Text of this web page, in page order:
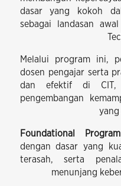
dasar yang kokoh
sebagai landasan
Melalui program ini,
dosen pengajar serta
dan efektif di CIT,
pengembangan
yang
Foundational
dengan dasar yang
terasah, serta
menunjang